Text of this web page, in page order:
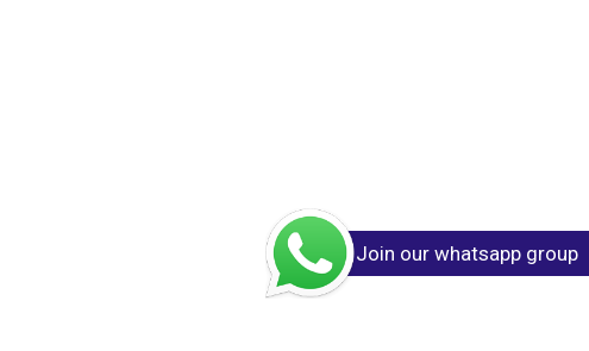
Join our whatsapp group